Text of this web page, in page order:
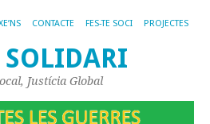
CONTACTE FES-TE SOCI PROJECTES
Justícia Global